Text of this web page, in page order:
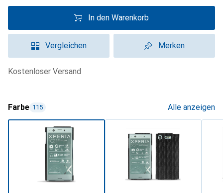
In den Warenkorb
Vergleichen Merken
kostenloser Versand
Farbe 115 Alle anzeigen